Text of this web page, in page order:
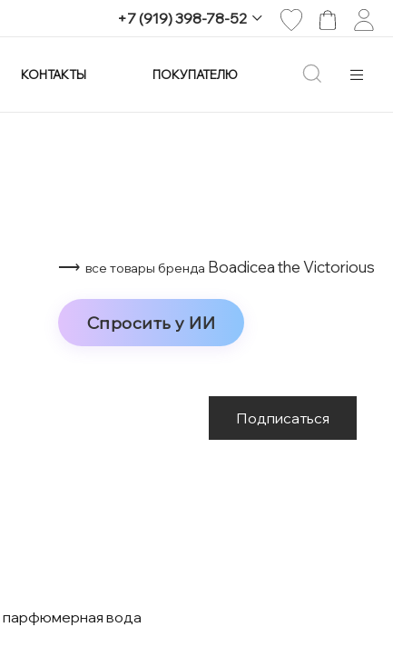
+7 (919) 398-78-52
+7 (919) 398-78-52
КОНТАКТЫ ПОКУПАТЕЛЮ
⟶ все товары бренда Boadicea the Victorious
Спросить у ИИ
Подписаться
парфюмерная вода